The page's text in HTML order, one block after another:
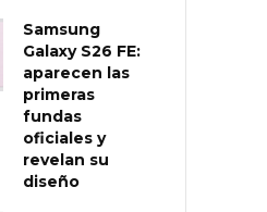
Samsung
Galaxy S26 FE:
aparecen las
primeras
fundas
oficiales y
revelan su
diseño